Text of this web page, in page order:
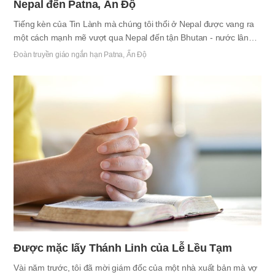
Nepal đến Patna, Ấn Độ
Tiếng kèn của Tin Lành mà chúng tôi thổi ở Nepal được vang ra
một cách mạnh mẽ vượt qua Nepal đến tận Bhutan - nước lân
cận, Ấn Độ và khu vực Trung Đông nữa. Giữa các người nhà
ban cho mình, chúng tôi thành lập một đội để khai thác Siôn tại
“Patna”, là thành phố trọng tâm của tiểu bang Bihar, phía Đông
Ấn Độ. Patna là thành phố chính của Bihar, là tiểu bang có mức
thu nhập thấp nhất ở Ấn Độ. Vì môi trường sinh hoạt thật khắc
nghiệt và vấn đề an ninh cũng tồi tệ nên chính phủ…
Đoàn truyền giáo ngắn hạn Patna, Ấn Độ
Được mặc lấy Thánh Linh của Lễ Lều Tạm
Vài năm trước, tôi đã mời giám đốc của một nhà xuất bản mà vợ